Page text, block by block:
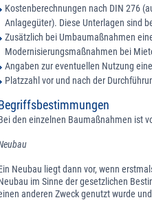
Kostenberechnungen nach DIN 276
Anlagegüter). Diese Unterlagen sind
Zusätzlich bei Umbaumaßnahmen
Modernisierungsmaßnahmen bei
Angaben zur eventuellen Nutzung
Platzzahl vor und nach der
den einzelnen Baumaßnahmen ist
Neubau liegt dann vor, wenn
im Sinne der gesetzlichen
anderen Zweck genutzt wurde